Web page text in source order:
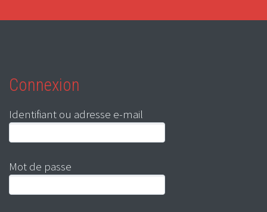
Connexion
Identifiant ou adresse e-mail
Mot de passe